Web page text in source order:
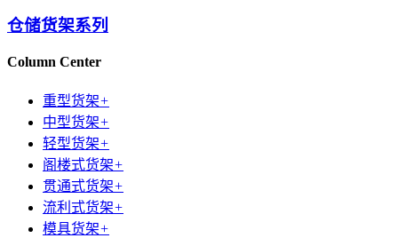
仓储货架系列
Column Center
重型货架+
中型货架+
轻型货架+
阁楼式货架+
贯通式货架+
流利式货架+
模具货架+